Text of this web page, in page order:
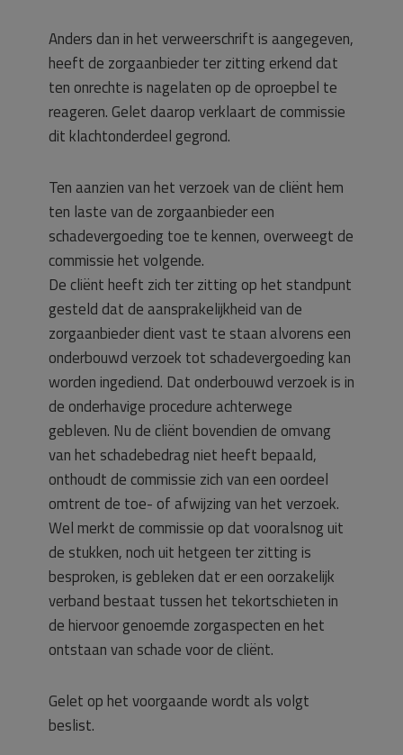
Anders dan in het verweerschrift is aangegeven,
heeft de zorgaanbieder ter zitting erkend dat
ten onrechte is nagelaten op de oproepbel te
reageren. Gelet daarop verklaart de commissie
dit klachtonderdeel gegrond.
Ten aanzien van het verzoek van de cliënt hem
ten laste van de zorgaanbieder een
schadevergoeding toe te kennen, overweegt de
commissie het volgende.
De cliënt heeft zich ter zitting op het standpunt
gesteld dat de aansprakelijkheid van de
zorgaanbieder dient vast te staan alvorens een
onderbouwd verzoek tot schadevergoeding kan
worden ingediend. Dat onderbouwd verzoek is in
de onderhavige procedure achterwege
gebleven. Nu de cliënt bovendien de omvang
van het schadebedrag niet heeft bepaald,
onthoudt de commissie zich van een oordeel
omtrent de toe- of afwijzing van het verzoek.
Wel merkt de commissie op dat vooralsnog uit
de stukken, noch uit hetgeen ter zitting is
besproken, is gebleken dat er een oorzakelijk
verband bestaat tussen het tekortschieten in
de hiervoor genoemde zorgaspecten en het
ontstaan van schade voor de cliënt.
Gelet op het voorgaande wordt als volgt
beslist.